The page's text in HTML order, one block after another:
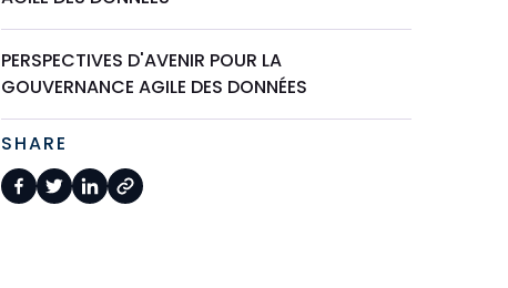
PERSPECTIVES D'AVENIR POUR LA
GOUVERNANCE AGILE DES DONNÉES
SHARE